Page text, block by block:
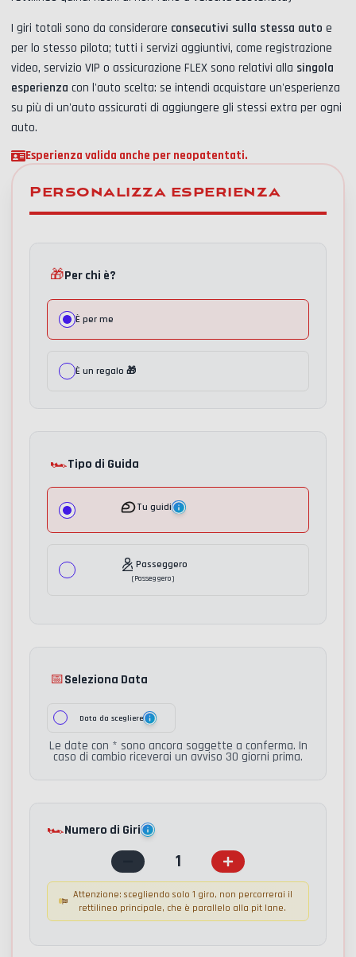
I giri totali sono da considerare consecutivi sulla stessa auto e
per lo stesso pilota; tutti i servizi aggiuntivi, come registrazione
video, servizio VIP o assicurazione FLEX sono relativi alla singola
esperienza con l'auto scelta: se intendi acquistare un'esperienza
su più di un'auto assicurati di aggiungere gli stessi extra per ogni
auto.
Esperienza valida anche per neopatentati.
Personalizza esperienza
🎁Per chi è?
È per me
È un regalo 🎁
🏎️Tipo di Guida
Tu guidi
Passeggero
(Passeggero)
📅Seleziona Data
Data da scegliere
Le date con * sono ancora soggette a conferma. In
caso di cambio riceverai un avviso 30 giorni prima.
🏎️Numero di Giri
1
Attenzione: scegliendo solo 1 giro, non percorrerai il
rettilineo principale, che è parallelo alla pit lane.